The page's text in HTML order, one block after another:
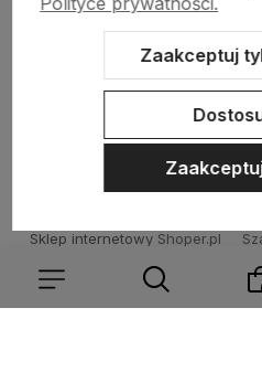
Sklep internetowy Shoper.pl
Zaakceptuj